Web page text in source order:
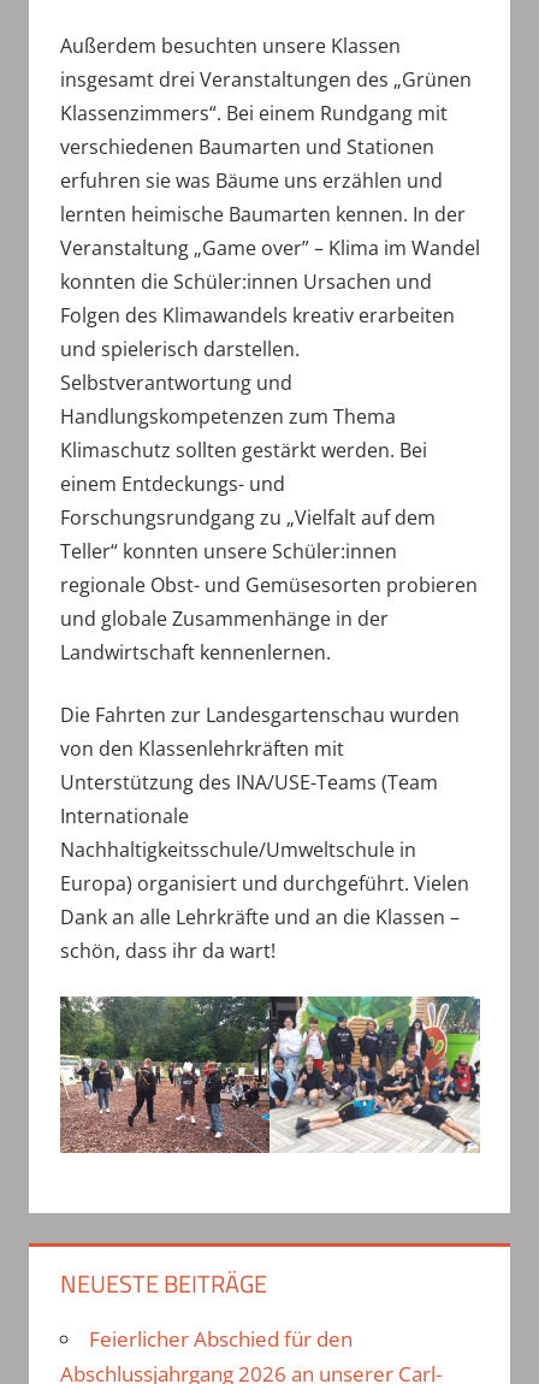
Außerdem besuchten unsere Klassen
insgesamt drei Veranstaltungen des „Grünen
Klassenzimmers“. Bei einem Rundgang mit
verschiedenen Baumarten und Stationen
erfuhren sie was Bäume uns erzählen und
lernten heimische Baumarten kennen. In der
Veranstaltung „Game over” – Klima im Wandel
konnten die Schüler:innen Ursachen und
Folgen des Klimawandels kreativ erarbeiten
und spielerisch darstellen.
Selbstverantwortung und
Handlungskompetenzen zum Thema
Klimaschutz sollten gestärkt werden. Bei
einem Entdeckungs- und
Forschungsrundgang zu „Vielfalt auf dem
Teller“ konnten unsere Schüler:innen
regionale Obst- und Gemüsesorten probieren
und globale Zusammenhänge in der
Landwirtschaft kennenlernen.
Die Fahrten zur Landesgartenschau wurden
von den Klassenlehrkräften mit
Unterstützung des INA/USE-Teams (Team
Internationale
Nachhaltigkeitsschule/Umweltschule in
Europa) organisiert und durchgeführt. Vielen
Dank an alle Lehrkräfte und an die Klassen –
schön, dass ihr da wart!
NEUESTE BEITRÄGE
Feierlicher Abschied für den
Abschlussjahrgang 2026 an unserer Carl-